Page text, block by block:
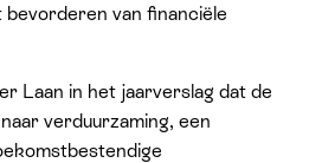
van financiële
Laan in het jaarverslag dat de
verduurzaming, een